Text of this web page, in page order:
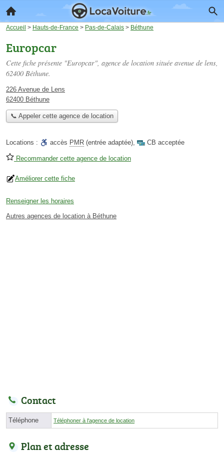
Accueil > Hauts-de-France > Pas-de-Calais > Béthune
Europcar
Cette fiche présente "Europcar", agence de location située avenue de lens,
62400 Béthune.
226 Avenue de Lens
62400 Béthune
📞 Appeler cette agence de location
Locations : accès PMR (entrée adaptée), CB acceptée
Recommander cette agence de location
Améliorer cette fiche
Renseigner les horaires
Autres agences de location à Béthune
Contact
Téléphone Téléphoner à l'agence de location
Plan et adresse